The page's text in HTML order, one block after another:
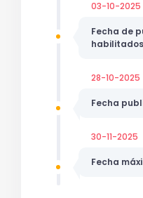
03-10-2025
Fecha de
28-10-2025
Fecha
30-11-2025
Fecha